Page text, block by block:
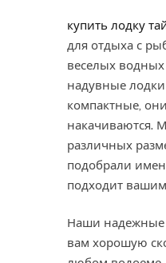
купить лодку
для отдыха с
веселых
надувные
компактные,
накачиваются.
различных
подобрали
подходит
Наши надежные
вам хорошую